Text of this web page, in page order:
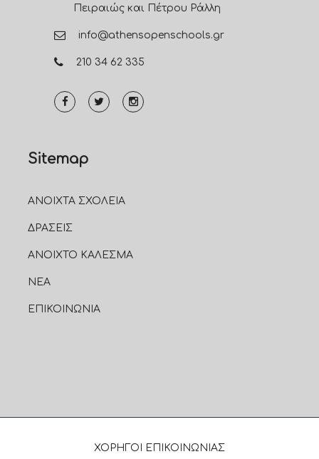
Πειραιώς και Πέτρου Ράλλη
info@athensopenschools.gr
210 34 62 335
Sitemap
ΑΝΟΙΧΤΑ ΣΧΟΛΕΙΑ
ΔΡΑΣΕΙΣ
ΑΝΟΙΧΤΟ ΚΑΛΕΣΜΑ
ΝΕΑ
ΕΠΙΚΟΙΝΩΝΙΑ
ΧΟΡΗΓΟΙ ΕΠΙΚΟΙΝΩΝΙΑΣ